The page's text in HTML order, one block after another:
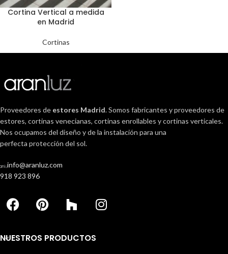
Cortina Vertical a medida
en Madrid
Cortinas
Proveedores de estores Madrid. Somos fabricantes y proveedores de
estores, cortinas venecianas, cortinas enrollables y cortinas verticales.
Nos ocupamos del diseño y de la instalación para una
perfecta protección del sol.
info@aranluz.com
918 923 896
NUESTROS PRODUCTOS